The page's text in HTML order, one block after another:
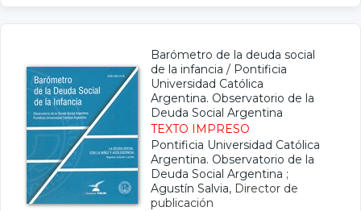
Barómetro de la deuda social
de la infancia / Pontificia
Universidad Católica
Argentina. Observatorio de la
Deuda Social Argentina
TEXTO IMPRESO
Pontificia Universidad Católica
Argentina. Observatorio de la
Deuda Social Argentina ;
Agustín Salvia, Director de
publicación